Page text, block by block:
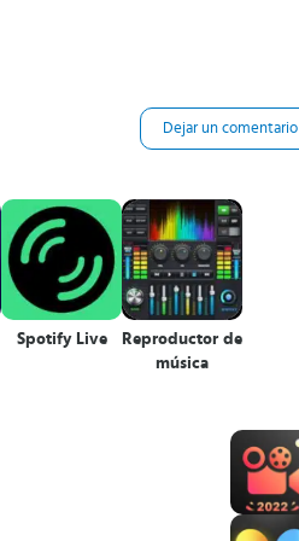
Dejar un comentario
Spotify Live
Reproductor de
música